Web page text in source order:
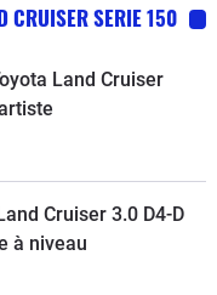
CRUISER SERIE 150
Land Cruiser
à niveau